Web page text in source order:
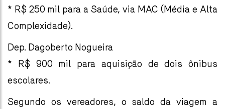
* R$ 250 mil para a Saúde, via MAC (Média e Alta
Complexidade).
Dep. Dagoberto Nogueira
* R$ 900 mil para aquisição de dois ônibus
escolares.
Segundo os vereadores, o saldo da viagem a